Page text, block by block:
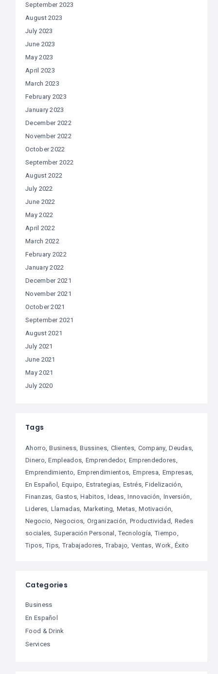
September 2023
August 2023
July 2023
June 2023
May 2023
April 2023
March 2023
February 2023
January 2023
December 2022
November 2022
October 2022
September 2022
August 2022
July 2022
June 2022
May 2022
April 2022
March 2022
February 2022
January 2022
December 2021
November 2021
October 2021
September 2021
August 2021
July 2021
June 2021
May 2021
July 2020
Tags
Ahorro Business Bussines Clientes Company Deudas
Dinero Empleados Emprendedor Emprendedores
Emprendimiento Emprendimientos Empresa Empresas
En Español
Equipo Estrategias Estrés Fidelización
Finanzas Gastos Habitos Ideas Innovación Inversión
Lideres Llamadas Marketing Metas Motivación
Negocio Negocios Organización Productividad
Redes
sociales Superación Personal Tecnología Tiempo
Tipos Tips Trabajadores Trabajo Ventas Work Éxito
Categories
Business
En Español
Food & Drink
Services